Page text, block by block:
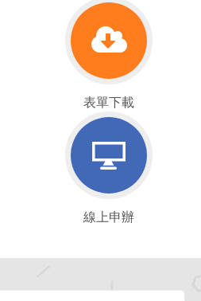
散
避
區
單
載
表單下載
上
辦
線上申辦